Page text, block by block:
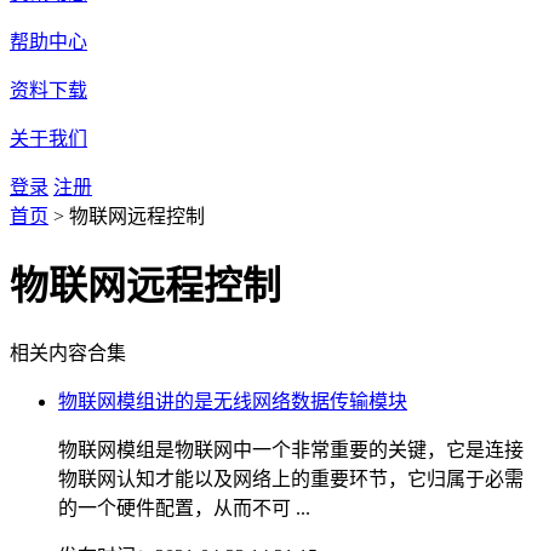
帮助中心
资料下载
关于我们
登录 注册
首页 > 物联网远程控制
物联网远程控制
相关内容合集
物联网模组讲的是无线网络数据传输模块
物联网模组是物联网中一个非常重要的关键，它是连接
物联网认知才能以及网络上的重要环节，它归属于必需
的一个硬件配置，从而不可 ...